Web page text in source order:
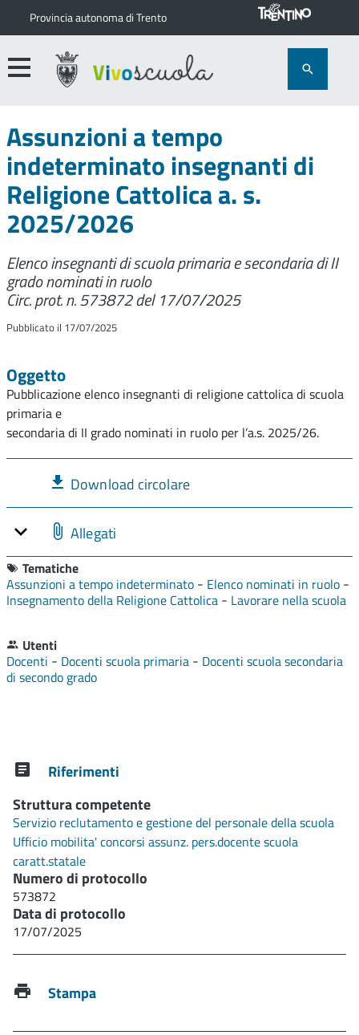
Provincia autonoma di Trento
Assunzioni a tempo
indeterminato insegnanti di
Religione Cattolica a. s.
2025/2026
Elenco insegnanti di scuola primaria e secondaria di II
grado nominati in ruolo
Circ. prot. n. 573872 del 17/07/2025
Pubblicato il 17/07/2025
Oggetto
Pubblicazione elenco insegnanti di religione cattolica di scuola
primaria e
secondaria di II grado nominati in ruolo per l’a.s. 2025/26.
Download circolare
Allegati
Tematiche
Assunzioni a tempo indeterminato - Elenco nominati in ruolo -
Insegnamento della Religione Cattolica - Lavorare nella scuola
Utenti
Docenti - Docenti scuola primaria - Docenti scuola secondaria
di secondo grado
Riferimenti
Struttura competente
Servizio reclutamento e gestione del personale della scuola
Ufficio mobilita' concorsi assunz. pers.docente scuola
caratt.statale
Numero di protocollo
573872
Data di protocollo
17/07/2025
Stampa